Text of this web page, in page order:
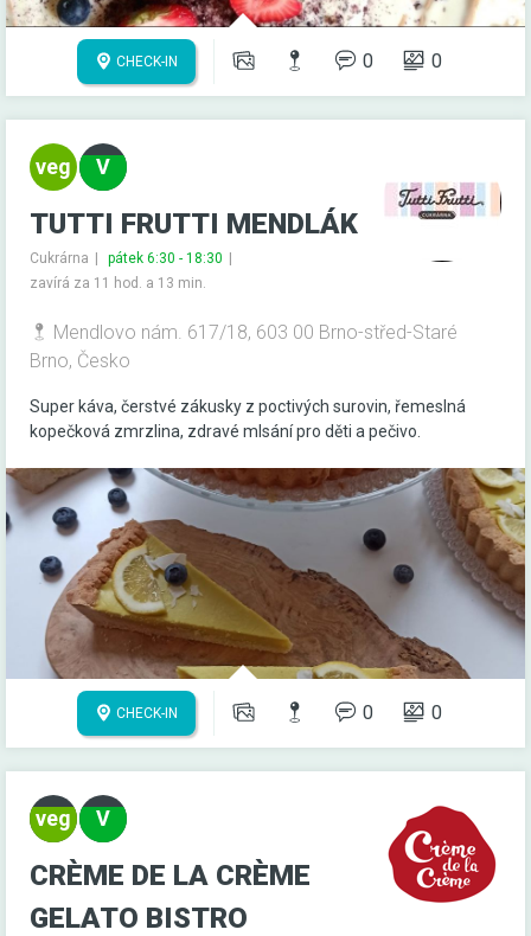
CHECK-IN 0 0
TUTTI FRUTTI MENDLÁK
Cukrárna
pátek 6:30 - 18:30
zavírá za 11 hod. a 13 min.
Mendlovo nám. 617/18, 603 00 Brno-střed-Staré
Brno, Česko
Super káva, čerstvé zákusky z poctivých surovin, řemeslná
kopečková zmrzlina, zdravé mlsání pro děti a pečivo.
CHECK-IN 0 0
CRÈME DE LA CRÈME
GELATO BISTRO